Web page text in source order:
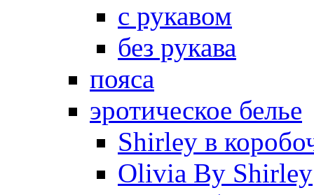
с рукавом
без рукава
пояса
эротическое белье
Shirley в
Olivia By Shirley